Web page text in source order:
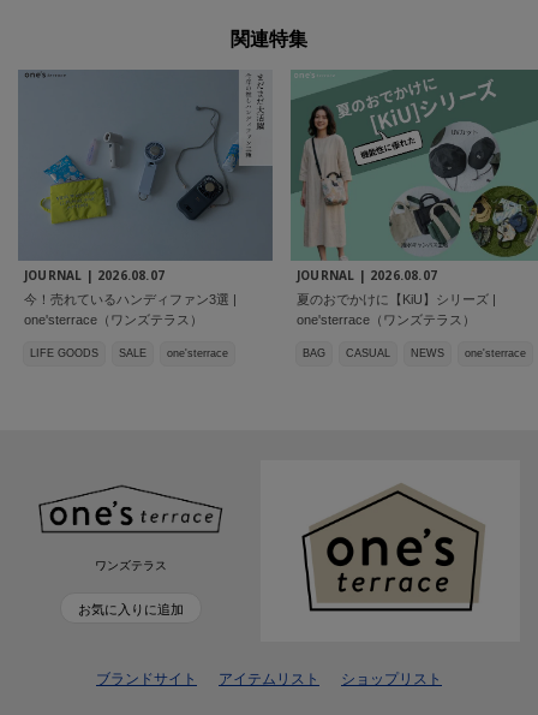
関連特集
JOURNAL | 2026.08.07
今！売れているハンディファン3選 |
one'sterrace（ワンズテラス）
LIFE GOODS SALE one'sterrace
JOURNAL | 2026.08.07
夏のおでかけに【KiU】シリーズ |
one'sterrace（ワンズテラス）
BAG CASUAL NEWS one'sterrace
ワンズテラス
お気に入りに追加
ブランドサイト アイテムリスト ショップリスト